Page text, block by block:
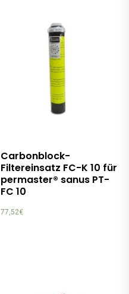
Carbonblock-
Filtereinsatz FC-K 10 für
permaster® sanus PT-
FC 10
77,52€